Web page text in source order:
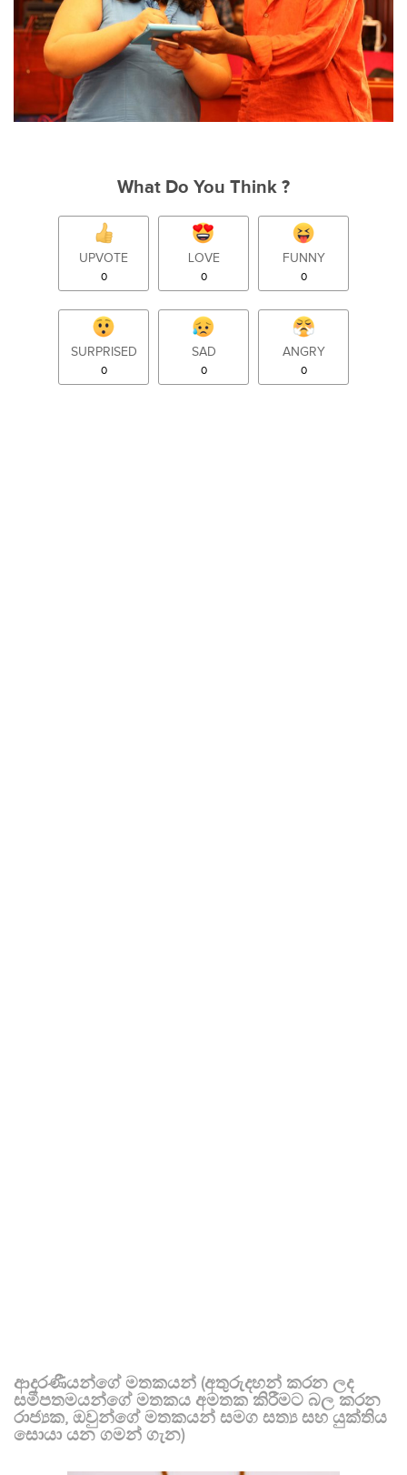
What Do You Think ?
UPVOTE
0
LOVE
0
FUNNY
0
SURPRISED
0
SAD
0
ANGRY
0
ආදරණීයන්ගේ මතකයන් (අතුරුදහන් කරන ලද
සමීපතමයන්ගේ මතකය අමතක කිරීමට බල කරන
රාජ්‍යක, ඔවුන්ගේ මතකයන් සමග සත්‍ය සහ යුක්තිය
සොයා යන ගමන් ගැන)